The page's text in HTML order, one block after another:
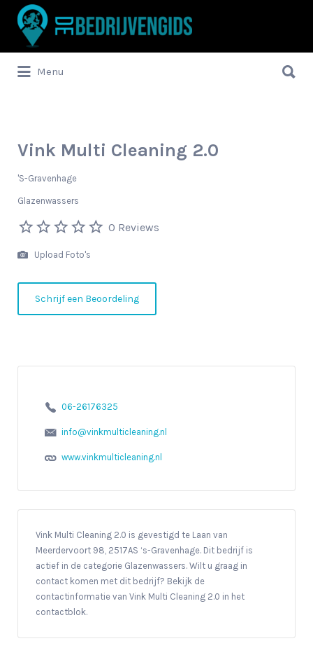
Zoek
naar:
Menu
naar:
Vink Multi Cleaning 2.0
'S-Gravenhage
Glazenwassers
0 Reviews
Upload Foto's
Schrijf een Beoordeling
06-26176325
info@vinkmulticleaning.nl
www.vinkmulticleaning.nl
Vink Multi Cleaning 2.0 is gevestigd te Laan van
Meerdervoort 98, 2517AS ‘s-Gravenhage. Dit bedrijf is
actief in de categorie Glazenwassers. Wilt u graag in
contact komen met dit bedrijf? Bekijk de
contactinformatie van Vink Multi Cleaning 2.0 in het
contactblok.